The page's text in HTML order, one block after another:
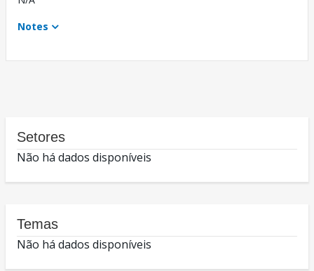
Notes
Setores
Não há dados disponíveis
Temas
Não há dados disponíveis